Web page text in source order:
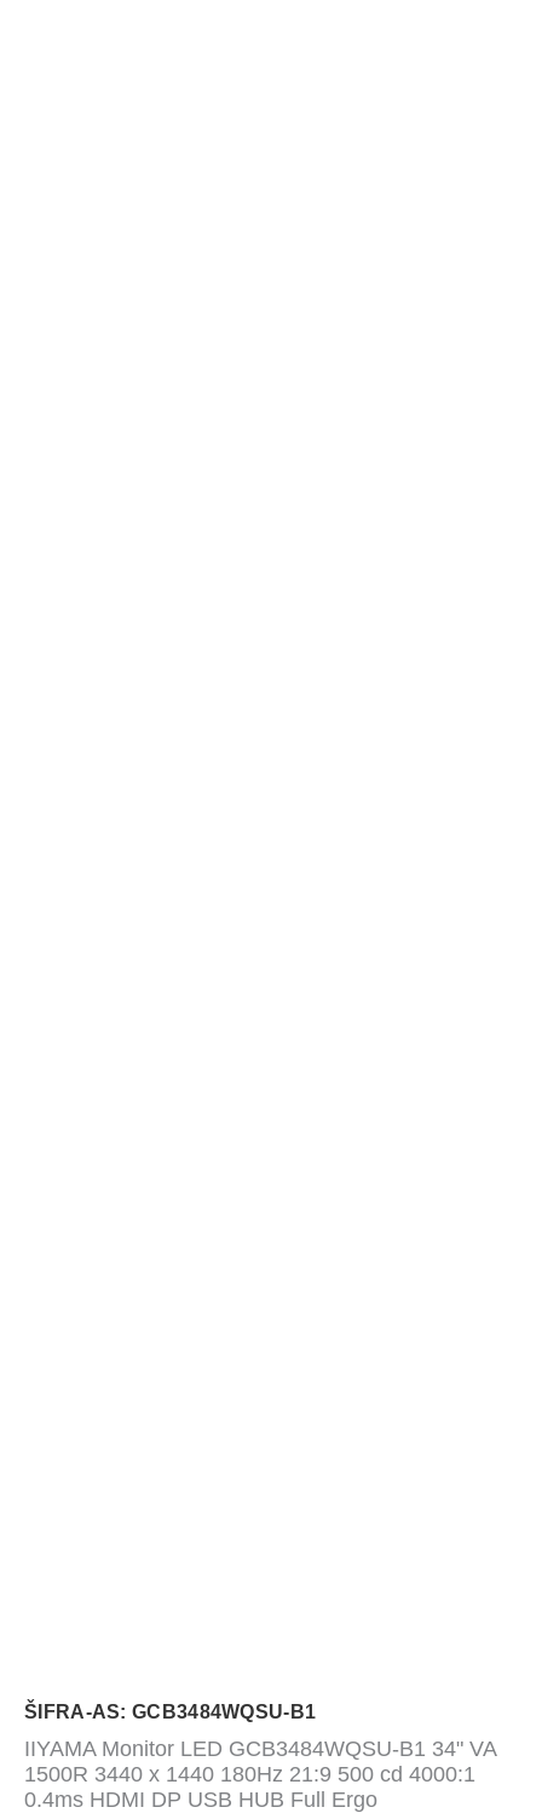
ŠIFRA-AS: GCB3484WQSU-B1
IIYAMA Monitor LED GCB3484WQSU-B1 34" VA
1500R 3440 x 1440 180Hz 21:9 500 cd 4000:1
0.4ms HDMI DP USB HUB Full Ergo